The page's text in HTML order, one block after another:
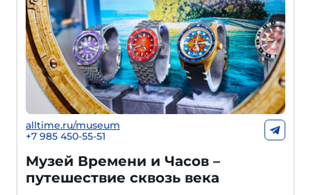
alltime.ru/museum
+7 985 450-55-51
Музей Времени и Часов –
путешествие сквозь века